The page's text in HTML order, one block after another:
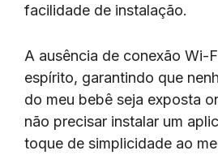
facilidade de instalação.
A ausência de conexão Wi-
espírito, garantindo que
do meu bebê seja exposta
não precisar instalar um
toque de simplicidade ao